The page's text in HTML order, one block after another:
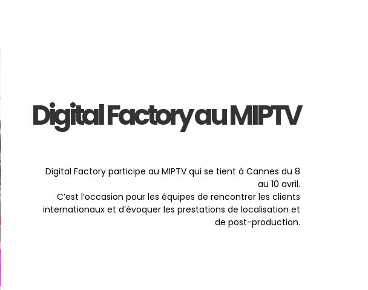
Digital Factory au MIPTV
Digital Factory participe au MIPTV qui se tient à Cannes du 8
au 10 avril.
C’est l’occasion pour les équipes de rencontrer les clients
internationaux et d’évoquer les prestations de localisation et
de post-production.